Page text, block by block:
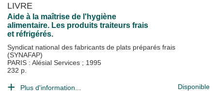
LIVRE
Aide à la maîtrise de l'hygiène
alimentaire. Les produits traiteurs frais
et réfrigérés.
Syndicat national des fabricants de plats préparés frais
(SYNAFAP)
PARIS : Alésial Services ; 1995
232 p.
Plus d'information... Disponible